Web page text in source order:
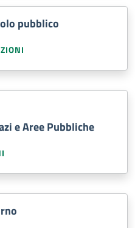
pubblico
e Aree Pubbliche